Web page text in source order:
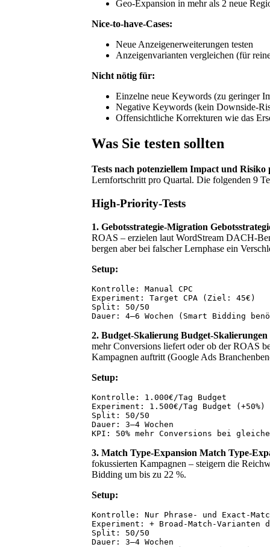
Geo-Expansion in mehr als 2 neue
Nice-to-have-Cases:
Neue Anzeigenerweiterungen testen
Anzeigenvarianten vergleichen (für
Nicht nötig für:
Einzelne neue Keywords (zu geringer
Negative Keywords (kein Downside-
Offensichtliche Korrekturen wie das
Was Sie testen sollten
Tests nach potenziellem Impact und
Lernfortschritt pro Quartal. Die folgenden 9
High-Priority-Tests
1. Gebotsstrategie-Migration
ROAS – erzielen laut WordStream DACH-
bergen aber bei falscher Lernphase ein
Setup:
Kontrolle: Manual CPC
Experiment: Target CPA (Ziel: 45€)
Split: 50/50
2. Budget-Skalierung Budget-Skalierungen
mehr Conversions liefert oder ob der ROAS
Kampagnen auftritt (Google Ads
Setup:
Kontrolle: 1.000€/Tag Budget
Experiment: 1.500€/Tag Budget (+50%)
Split: 50/50
Dauer: 3–4 Wochen
3. Match Type-Expansion Match Type-
fokussierten Kampagnen – steigern die
Bidding um bis zu 22 %.
Setup:
Kontrolle: Nur Phrase- und Exact-
Experiment: + Broad-Match-Varianten
Split: 50/50
Dauer: 3–4 Wochen